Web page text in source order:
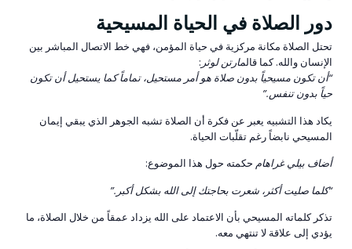
دور الصلاة في الحياة المسيحية
تحتل الصلاة مكانة مركزية في حياة المؤمن، فهي خط الاتصال المباشر بين
الإنسان والله. كما قالمارتن لوثر :
“أن تكون مسيحياً بدون صلاة هو أمر مستحيل، تماماً كما يستحيل أن تكون
حياً بدون تنفس.”
يكاد هذا التشبيه يعبر عن فكرة أن الصلاة تشبه الجوهر الذي يبقي إيمان
المسيحي نابضاً رغم تقلّبات الحياة.
أضاف بيلي غراهام حكمته حول هذا الموضوع:
“كلما صليت أكثر، شعرت بحاجتك إلى الله بشكل أكبر.”
تذكر كلماته المسيحي بأن الاعتماد على الله يزداد عمقاً من خلال الصلاة، ما
يؤدي إلى علاقة لا تنتهي معه.